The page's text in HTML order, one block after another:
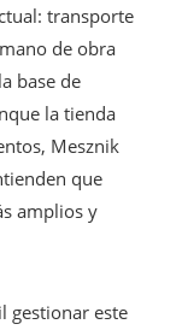
transporte
de obra
base de
la tienda
Mesznik
que
amplios y
gestionar este